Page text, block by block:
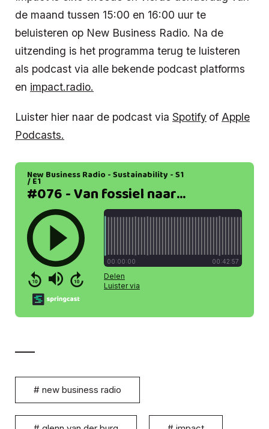
de maand tussen 15:00 en 16:00 uur te
beluisteren op New Business Radio. Na de
uitzending is het programma terug te luisteren
als podcast via alle bekende podcast platforms
en impact.radio.
Luister hier naar de podcast via Spotify of Apple
Podcasts.
# new business radio